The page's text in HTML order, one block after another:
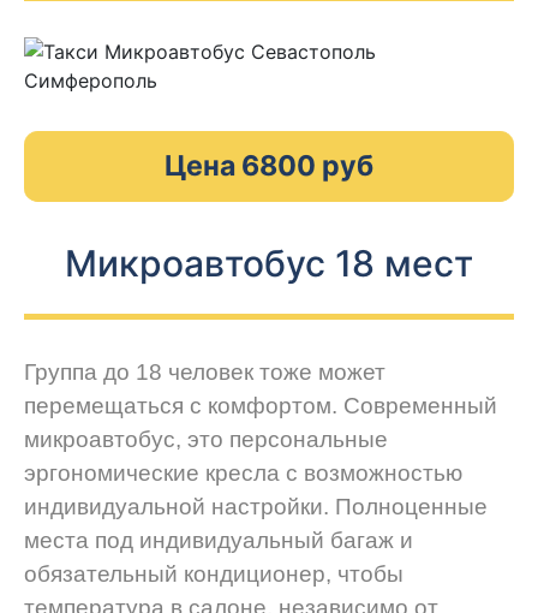
Цена 6800 руб
Микроавтобус 18 мест
Группа до 18 человек тоже может
перемещаться с комфортом. Современный
микроавтобус, это персональные
эргономические кресла с возможностью
индивидуальной настройки. Полноценные
места под индивидуальный багаж и
обязательный кондиционер, чтобы
температура в салоне, независимо от